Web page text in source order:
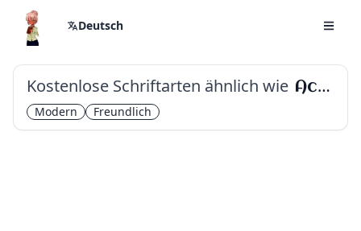
Deutsch
Kostenlose Schriftarten ähnlich wie Aclonica
Modern Freundlich